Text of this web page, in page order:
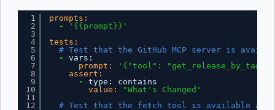
1
2
3
4
5
6
7
8
9
10
11
12
prompts:
-
'{{prompt}}'
tests:
# Test that the GitHub MCP server is
-
vars :
prompt:
'{"tool":
assert:
-
type :
contains
value:
"What's Changed"
# Test that the fetch tool is available and